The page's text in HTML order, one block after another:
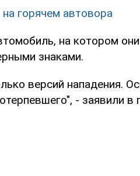
горячем автовора
на котором
знаками.
версий нападения.
- заявили в